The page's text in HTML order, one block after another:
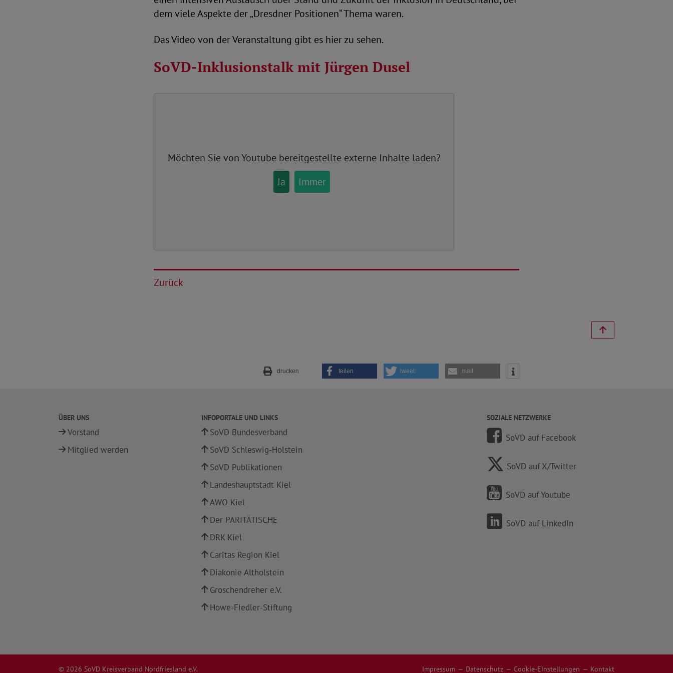
dem viele Aspekte der „Dresdner Positionen“ Thema waren.
Das Video von der Veranstaltung gibt es hier zu sehen.
SoVD-Inklusionstalk mit Jürgen Dusel
Möchten Sie vonYoutube bereitgestellte externe Inhalte laden?
Ja
Immer
Zurück
drucken teilen tweet mail
ÜBER UNS
Vorstand
Mitglied werden
INFOPORTALE UND LINKS
SoVD Bundesverband
SoVD Schleswig-Holstein
SoVD Publikationen
Landeshauptstadt Kiel
AWO Kiel
Der PARITÄTISCHE
DRK Kiel
Caritas Region Kiel
Diakonie Altholstein
Groschendreher e.V.
Howe-Fiedler-Stiftung
SOZIALE NETZWERKE
SoVD auf Facebook
SoVD auf X/Twitter
SoVD auf Youtube
SoVD auf LinkedIn
© 2026 SoVD Kreisverband Nordfriesland e.V. Impressum Datenschutz Cookie-Einstellungen Kontakt